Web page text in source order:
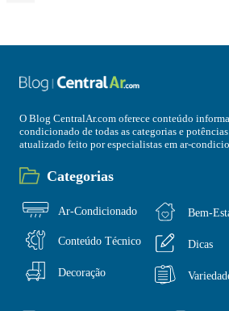
O Blog CentralAr.com oferece conteúdo
condicionado de todas as categorias e
atualizado feito por especialistas em ar-
Categorias
Ar-Condicionado
Conteúdo Técnico
Decoração
Bem-
Dicas